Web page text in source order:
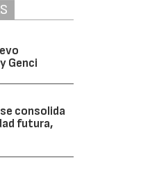
Genci
consolida
futura,